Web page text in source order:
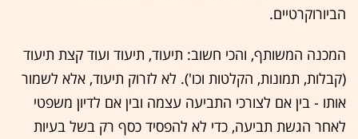
הביורוקרטיים.
המכנה המשותף, והכי חשוב: תיעוד, תיעוד ועוד קצת תיעוד
(קבלות, תמונות, הקלטות וכו'). לא לזרוק תיעוד, אלא לשמור
אותו - בין אם לצורכי התביעה עצמה ובין אם לדיון משפטי
לאחר הגשת תביעה, כדי לא להפסיד כסף רק בשל בעיות